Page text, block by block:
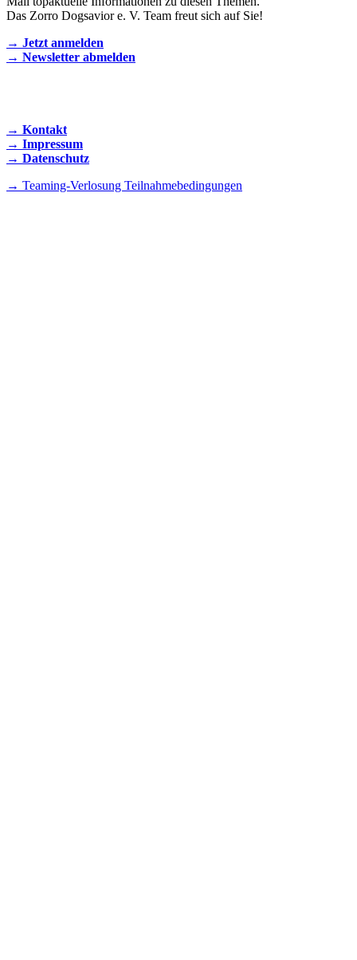
Das Zorro Dogsavior e. V. Team freut sich auf Sie!
→ Jetzt anmelden
→ Newsletter abmelden
→ Kontakt
→ Impressum
→ Datenschutz
→ Teaming-Verlosung Teilnahmebedingungen